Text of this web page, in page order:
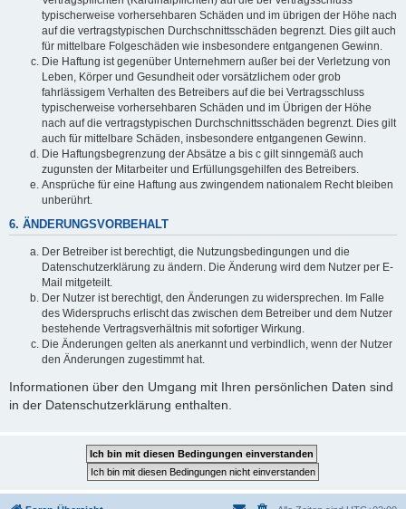
typischerweise vorhersehbaren Schäden und im übrigen der Höhe nach
auf die vertragstypischen Durchschnittsschäden begrenzt. Dies gilt auch
für mittelbare Folgeschäden wie insbesondere entgangenen Gewinn.
Die Haftung ist gegenüber Unternehmern außer bei der Verletzung von
Leben, Körper und Gesundheit oder vorsätzlichem oder grob
fahrlässigem Verhalten des Betreibers auf die bei Vertragsschluss
typischerweise vorhersehbaren Schäden und im Übrigen der Höhe
nach auf die vertragstypischen Durchschnittsschäden begrenzt. Dies gilt
auch für mittelbare Schäden, insbesondere entgangenen Gewinn.
Die Haftungsbegrenzung der Absätze a bis c gilt sinngemäß auch
zugunsten der Mitarbeiter und Erfüllungsgehilfen des Betreibers.
Ansprüche für eine Haftung aus zwingendem nationalem Recht bleiben
unberührt.
6. ÄNDERUNGSVORBEHALT
Der Betreiber ist berechtigt, die Nutzungsbedingungen und die
Datenschutzerklärung zu ändern. Die Änderung wird dem Nutzer per E-
Mail mitgeteilt.
Der Nutzer ist berechtigt, den Änderungen zu widersprechen. Im Falle
des Widerspruchs erlischt das zwischen dem Betreiber und dem Nutzer
bestehende Vertragsverhältnis mit sofortiger Wirkung.
Die Änderungen gelten als anerkannt und verbindlich, wenn der Nutzer
den Änderungen zugestimmt hat.
Informationen über den Umgang mit Ihren persönlichen Daten sind
in der Datenschutzerklärung enthalten.